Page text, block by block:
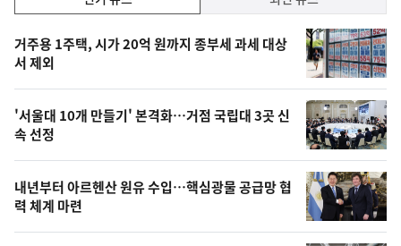
기,
최
신,
오
늘
의
영
상
기
뉴
스
거주용 1주택, 시가 20억 원까지 종부세 과세 대상
서 제외
'서울대 10개 만들기' 본격화…거점 국립대 3곳 신
속 선정
내년부터 아르헨산 원유 수입…핵심광물 공급망 협
력 체계 마련